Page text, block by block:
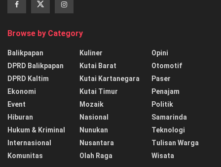
Browse by Category
Balikpapan
DPRD Balikpapan
DPRD Kaltim
Ekonomi
Event
Hiburan
Hukum & Kriminal
Internasional
Komunitas
Kuliner
Kutai Barat
Kutai Kartanegara
Kutai Timur
Mozaik
Nasional
Nunukan
Nusantara
Olah Raga
Opini
Otomotif
Paser
Penajam
Politik
Samarinda
Teknologi
Tulisan Warga
Wisata